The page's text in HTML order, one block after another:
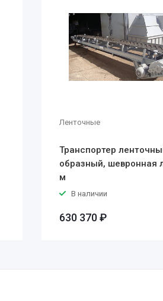
Ленточные
Транспортер
образный, шевронная
м
В наличии
630 370 ₽